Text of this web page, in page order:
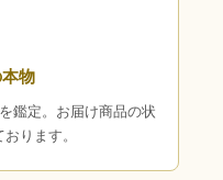
物
鑑定。お届け商品の状
ります。